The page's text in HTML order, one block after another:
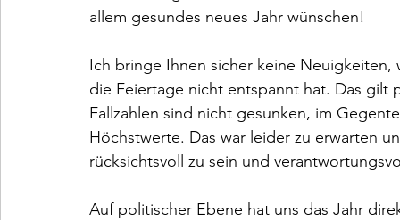
allem gesundes neues Jahr wünschen!
Ich bringe Ihnen sicher keine
die Feiertage nicht entspannt hat. Das gilt
Fallzahlen sind nicht gesunken, im
Höchstwerte. Das war leider zu erwarten
rücksichtsvoll zu sein und
Auf politischer Ebene hat uns das Jahr